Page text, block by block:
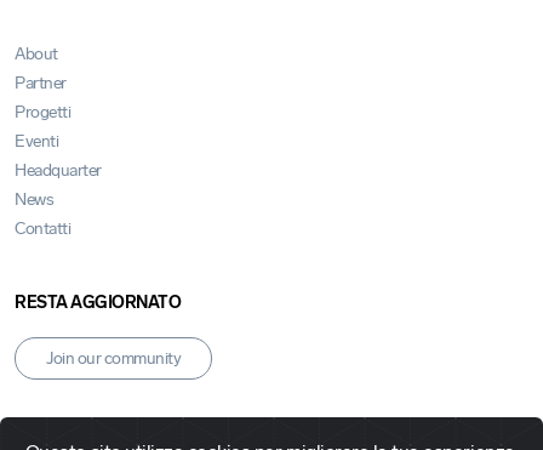
About
Partner
Progetti
Eventi
Headquarter
News
Contatti
RESTA AGGIORNATO
Join our community